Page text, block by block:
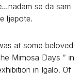
se da sam
ljepote.
at some beloved
Mimosa Days ” in
in Igalo. Of